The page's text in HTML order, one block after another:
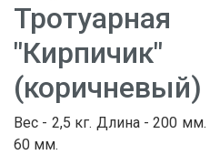
"Кирпичик"
(коричневый)
Вес - 2,5 кг. Длина - 200
60 мм.